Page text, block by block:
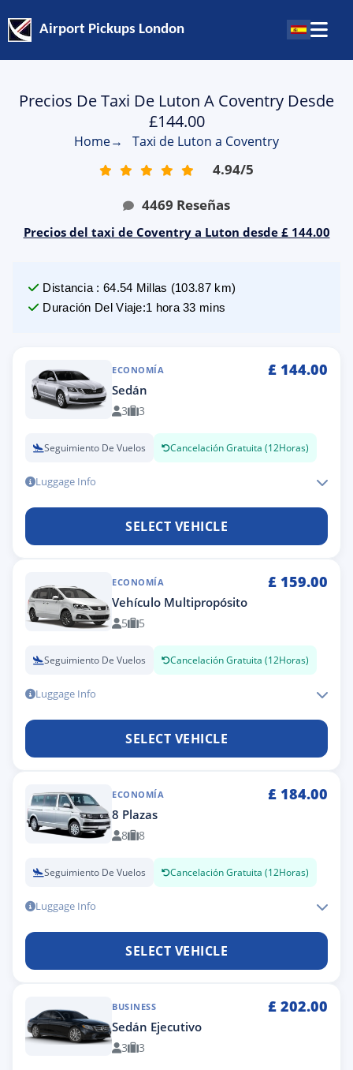
Airport Pickups London
Precios De Taxi De Luton A Coventry Desde
£144.00
Home→ Taxi de Luton a Coventry
4.94/5
4469 Reseñas
Precios del taxi de Coventry a Luton desde £ 144.00
Distancia : 64.54 Millas (103.87km)
Duración Del Viaje:1 hora 33 mins
ECONOMÍA £ 144.00
Sedán
3 3
Seguimiento De Vuelos Cancelación Gratuita (12Horas)
Luggage Info
SELECT VEHICLE
ECONOMÍA £ 159.00
Vehículo Multipropósito
5 5
Seguimiento De Vuelos Cancelación Gratuita (12Horas)
Luggage Info
SELECT VEHICLE
ECONOMÍA £ 184.00
8 Plazas
8 8
Seguimiento De Vuelos Cancelación Gratuita (12Horas)
Luggage Info
SELECT VEHICLE
BUSINESS £ 202.00
Sedán Ejecutivo
3 3